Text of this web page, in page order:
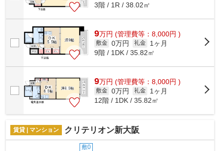
3階 / 1R / 38.02㎡
9万円 (管理費等：8,000円 )
敷金 0万円 礼金
1ヶ月
9階 / 1DK / 35.82㎡
9万円 (管理費等：8,000円 )
敷金 0万円 礼金
1ヶ月
12階 / 1DK / 35.82㎡
賃貸 | マンション クリテリオン新大阪
敷0